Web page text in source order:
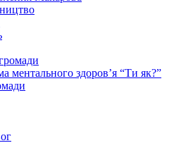
ментального здоров’я “Ти як?”